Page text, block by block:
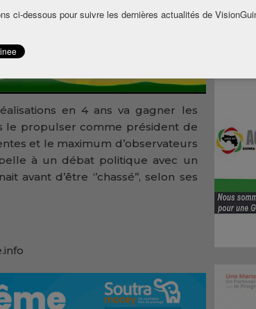
en 4 ans va gagner les
le propulser comme président de
et le maximum d’observateurs
à un débat politique avec un
d’être ‘’chassé’’, selon ses
ci-dessous pour suivre les dernières actualités de